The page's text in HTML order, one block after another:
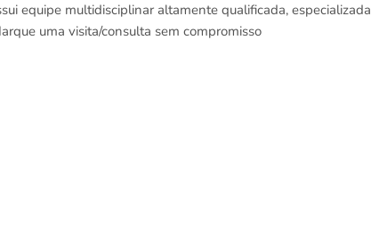
equipe multidisciplinar altamente qualificada, especializada
uma visita/consulta sem compromisso